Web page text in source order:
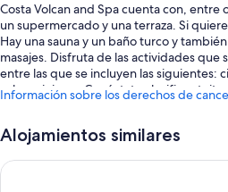
Costa Volcan and Spa cuenta con, entre
un supermercado y una terraza. Si
Hay una sauna y un baño turco y
masajes. Disfruta de las actividades que
entre las que se incluyen las siguientes:
submarinismo. Conéctate al wifi gratuito
Estos son algunos otros servicios de este
Una piscina al aire libre y una
Información sobre los derechos de
Alojamientos similares
Apartamentos Tisalaya